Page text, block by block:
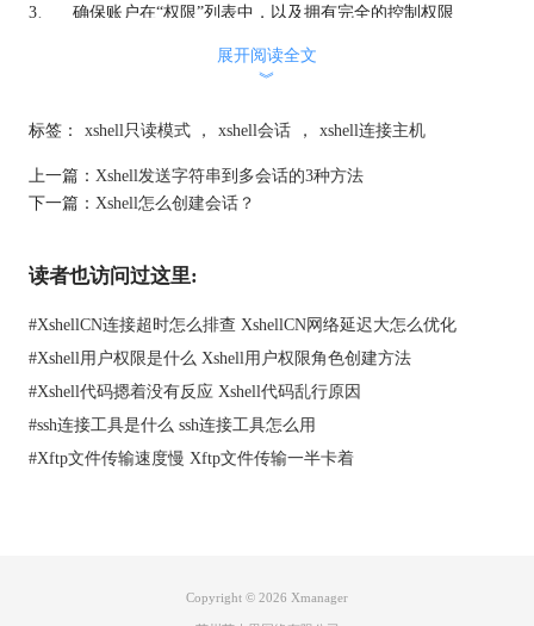
3、 确保账户在“权限”列表中，以及拥有完全的控制权限
图2：更改属性权限
展开阅读全文
︾
标签： xshell只读模式 ， xshell会话 ， xshell连接主机
上一篇： Xshell发送字符串到多会话的3种方法
下一篇： Xshell怎么创建会话？
读者也访问过这里:
#XshellCN连接超时怎么排查 XshellCN网络延迟大怎么优化
#Xshell用户权限是什么 Xshell用户权限角色创建方法
#Xshell代码摁着没有反应 Xshell代码乱行原因
#ssh连接工具是什么 ssh连接工具怎么用
#Xftp文件传输速度慢 Xftp文件传输一半卡着
Copyright © 2026 Xmanager